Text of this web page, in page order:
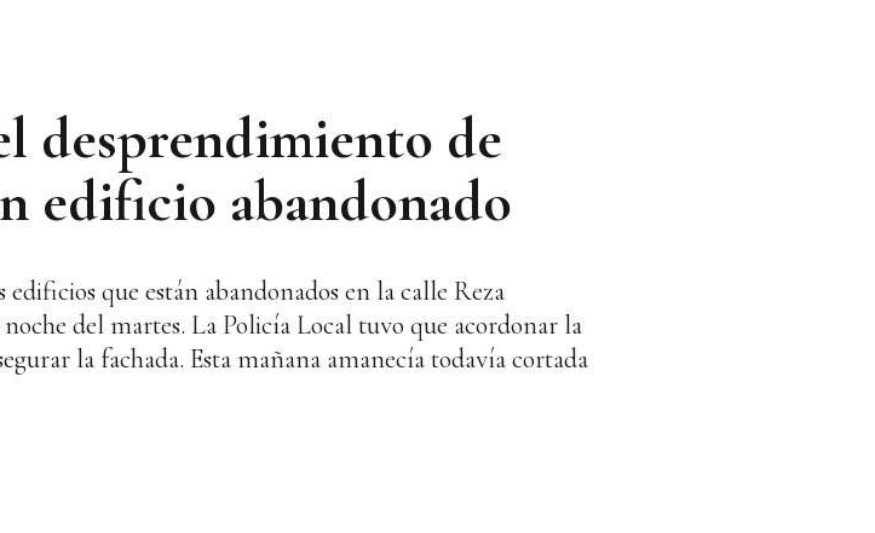
desprendimiento de
edificio abandonado
que están abandonados en la calle Reza
del martes. La Policía Local tuvo que acordonar la
la fachada. Esta mañana amanecía todavía cortada